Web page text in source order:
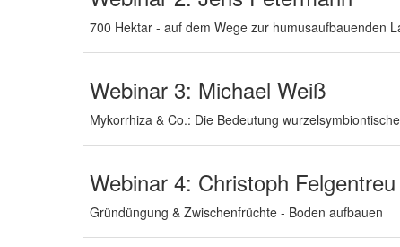
700 Hektar - auf dem Wege zur humusaufbauenden
Webinar 3: Michael Weiß
Mykorrhiza & Co.: Die Bedeutung
Webinar 4: Christoph Felgentreu
Gründüngung & Zwischenfrüchte - Boden aufbauen